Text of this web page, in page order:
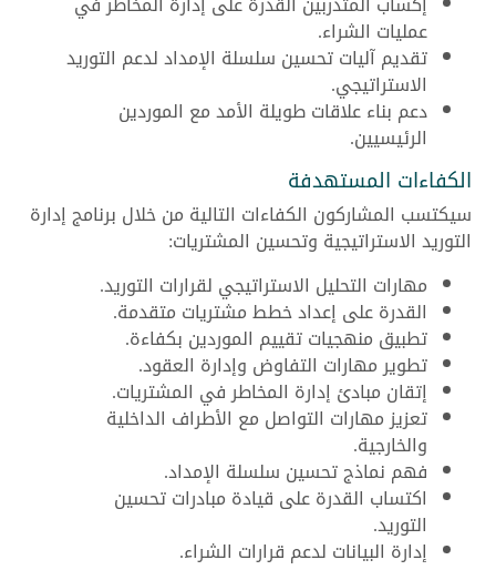
عمليات الشراء.
تقديم آليات تحسين سلسلة الإمداد لدعم التوريد
الاستراتيجي.
دعم بناء علاقات طويلة الأمد مع الموردين
الرئيسيين.
الكفاءات المستهدفة
سيكتسب المشاركون الكفاءات التالية من خلال برنامج إدارة
التوريد الاستراتيجية وتحسين المشتريات:
مهارات التحليل الاستراتيجي لقرارات التوريد.
القدرة على إعداد خطط مشتريات متقدمة.
تطبيق منهجيات تقييم الموردين بكفاءة.
تطوير مهارات التفاوض وإدارة العقود.
إتقان مبادئ إدارة المخاطر في المشتريات.
تعزيز مهارات التواصل مع الأطراف الداخلية
والخارجية.
فهم نماذج تحسين سلسلة الإمداد.
اكتساب القدرة على قيادة مبادرات تحسين
التوريد.
إدارة البيانات لدعم قرارات الشراء.